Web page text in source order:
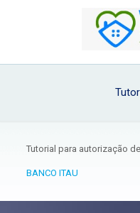
Tutorial para autorização
BANCO ITAU